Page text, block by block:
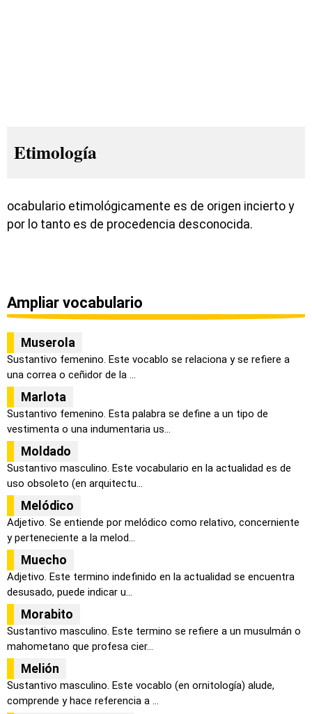
Etimología
ocabulario etimológicamente es de origen incierto y
por lo tanto es de procedencia desconocida.
Ampliar vocabulario
Muserola
Sustantivo femenino. Este vocablo se relaciona y se refiere a
una correa o ceñidor de la ...
Marlota
Sustantivo femenino. Esta palabra se define a un tipo de
vestimenta o una indumentaria us...
Moldado
Sustantivo masculino. Este vocabulario en la actualidad es de
uso obsoleto (en arquitectu...
Melódico
Adjetivo. Se entiende por melódico como relativo, concerniente
y perteneciente a la melod...
Muecho
Adjetivo. Este termino indefinido en la actualidad se encuentra
desusado, puede indicar u...
Morabito
Sustantivo masculino. Este termino se refiere a un musulmán o
mahometano que profesa cier...
Melión
Sustantivo masculino. Este vocablo (en ornitología) alude,
comprende y hace referencia a ...